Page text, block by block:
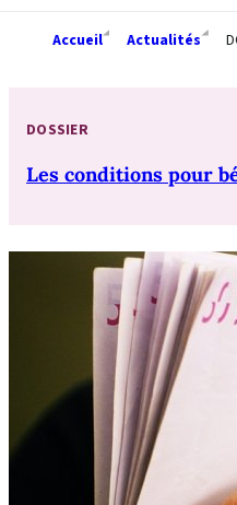
Accueil Actualités
DOSSIER
Les conditions pour